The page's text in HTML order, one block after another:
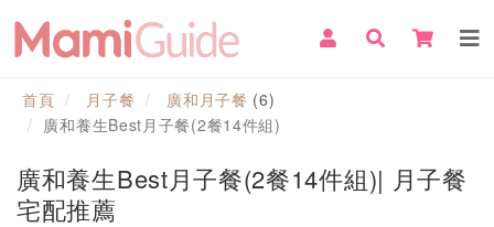
首頁 月子餐 廣和月子餐 (6)
廣和養生Best月子餐(2餐14件組)
廣和養生Best月子餐(2餐14件組)| 月子餐
宅配推薦